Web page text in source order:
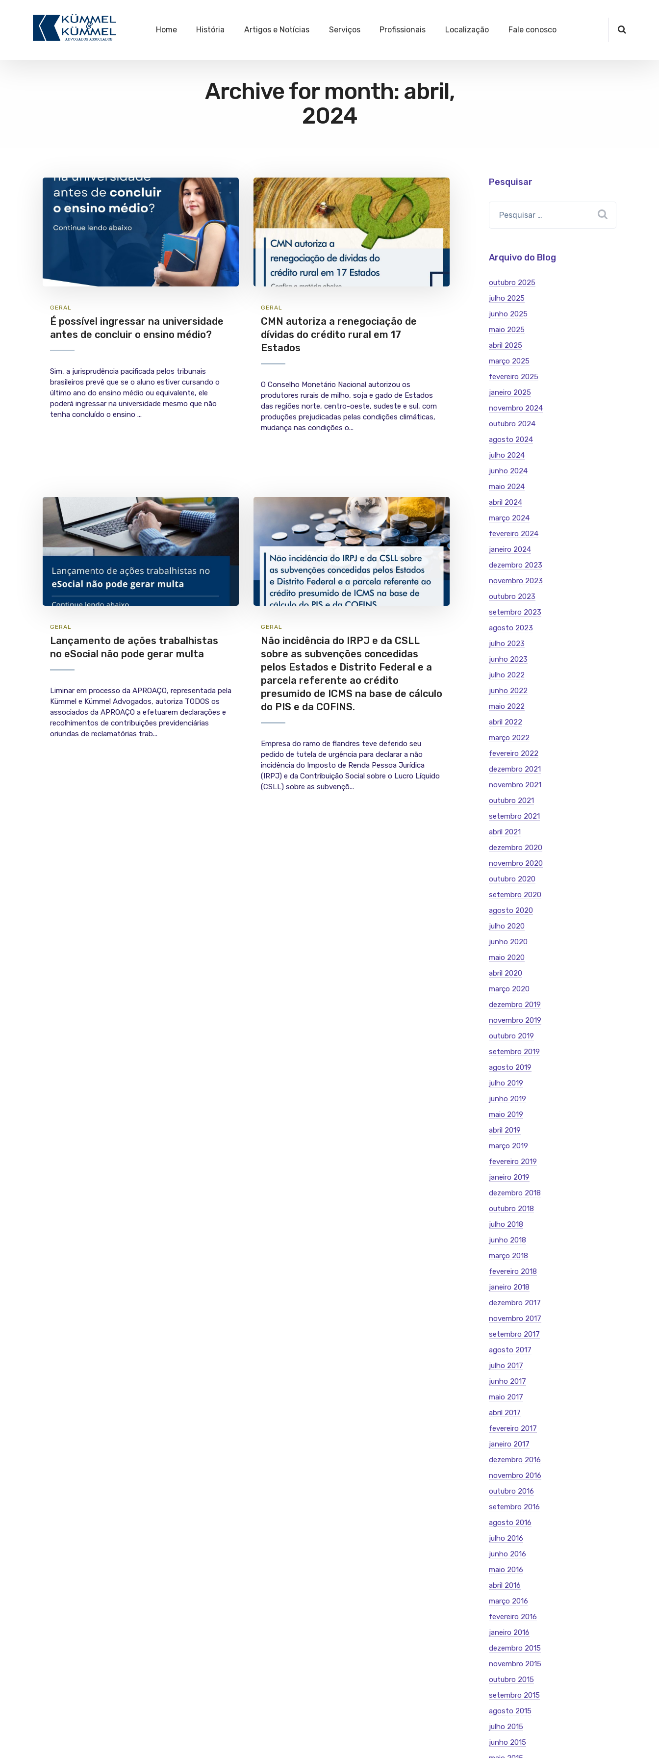
Home História Artigos e Notícias Serviços Profissionais Localização Fale conosco
Archive for month: abril,
2024
GERAL
É possível ingressar na universidade
antes de concluir o ensino médio?
Sim, a jurisprudência pacificada pelos tribunais
brasileiros prevê que se o aluno estiver cursando o
último ano do ensino médio ou equivalente, ele
poderá ingressar na universidade mesmo que não
tenha concluído o ensino ...
GERAL
CMN autoriza a renegociação de
dívidas do crédito rural em 17
Estados
O Conselho Monetário Nacional autorizou os
produtores rurais de milho, soja e gado de Estados
das regiões norte, centro-oeste, sudeste e sul, com
produções prejudicadas pelas condições climáticas,
mudança nas condições o...
GERAL
Lançamento de ações trabalhistas
no eSocial não pode gerar multa
Liminar em processo da APROAÇO, representada pela
Kümmel e Kümmel Advogados, autoriza TODOS os
associados da APROAÇO a efetuarem declarações e
recolhimentos de contribuições previdenciárias
oriundas de reclamatórias trab...
GERAL
Não incidência do IRPJ e da CSLL
sobre as subvenções concedidas
pelos Estados e Distrito Federal e a
parcela referente ao crédito
presumido de ICMS na base de cálculo
do PIS e da COFINS.
Empresa do ramo de flandres teve deferido seu
pedido de tutela de urgência para declarar a não
incidência do Imposto de Renda Pessoa Jurídica
(IRPJ) e da Contribuição Social sobre o Lucro Líquido
(CSLL) sobre as subvençõ...
Pesquisar
Arquivo do Blog
outubro 2025
julho 2025
junho 2025
maio 2025
abril 2025
março 2025
fevereiro 2025
janeiro 2025
novembro 2024
outubro 2024
agosto 2024
julho 2024
junho 2024
maio 2024
abril 2024
março 2024
fevereiro 2024
janeiro 2024
dezembro 2023
novembro 2023
outubro 2023
setembro 2023
agosto 2023
julho 2023
junho 2023
julho 2022
junho 2022
maio 2022
abril 2022
março 2022
fevereiro 2022
dezembro 2021
novembro 2021
outubro 2021
setembro 2021
abril 2021
dezembro 2020
novembro 2020
outubro 2020
setembro 2020
agosto 2020
julho 2020
junho 2020
maio 2020
abril 2020
março 2020
dezembro 2019
novembro 2019
outubro 2019
setembro 2019
agosto 2019
julho 2019
junho 2019
maio 2019
abril 2019
março 2019
fevereiro 2019
janeiro 2019
dezembro 2018
outubro 2018
julho 2018
junho 2018
março 2018
fevereiro 2018
janeiro 2018
dezembro 2017
novembro 2017
setembro 2017
agosto 2017
julho 2017
junho 2017
maio 2017
abril 2017
fevereiro 2017
janeiro 2017
dezembro 2016
novembro 2016
outubro 2016
setembro 2016
agosto 2016
julho 2016
junho 2016
maio 2016
abril 2016
março 2016
fevereiro 2016
janeiro 2016
dezembro 2015
novembro 2015
outubro 2015
setembro 2015
agosto 2015
julho 2015
junho 2015